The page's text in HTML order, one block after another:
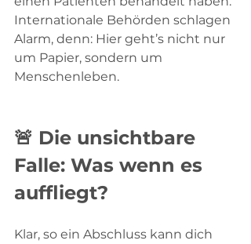
Internationale Behörden schlagen
Alarm, denn: Hier geht’s nicht nur
um Papier, sondern um
Menschenleben.
🚨 Die unsichtbare
Falle: Was wenn es
auffliegt?
Klar, so ein Abschluss kann dich